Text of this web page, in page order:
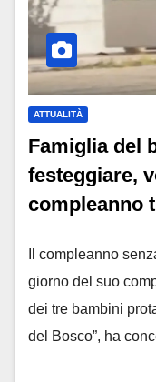
ATTUALITÀ
Famiglia del
festeggiare,
compleanno
Il compleanno
giorno del suo
dei tre bambini
del Bosco”, ha